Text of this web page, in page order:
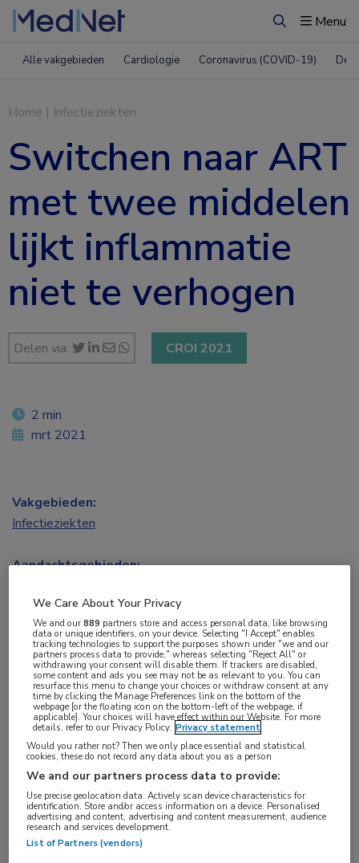
ZoekenMenu
Alle vakgebieden Cardiologie Coronavirus (COVID-19)
Home | Infectieziekten
Switchen naar ART
met twee middelen
lijkt inflammatie
niet te verhogen
Delen via: CROI 2021
Switchen van ART met drie of vier middelen
(CAR) naar alleen dolutegravir (DTG) + rilpivirine
(RPV) ging in de SWORD-1- en SWORD-2-
studies niet ten koste van de effectiviteit; maar
een belangrijke vraag is of minder dan drie
antiretrovirale middelen de kans op inflammatie
of atherogenese verhogen. Een analyse van
biomarkers heeft hiervoor geen aanwijzingen
2 min
mrt 2021
Vakgebieden:
Infectieziekten
Aandachtsgebieden:
Tags:
antiretrovirale therapie,dolutegravir,inflammatie,rilpivirine
We Care About Your Privacy
We and our889 partners store and access personal data, like browsing
data or unique identifiers, on your device. Selecting "I Accept" enables
tracking technologies to support the purposes shown under "we and our
partners process data to provide," whereas selecting "Reject All" or
withdrawing your consent will disable them. If trackers are disabled,
some content and ads you see may not be as relevant to you. You can
resurface this menu to change your choices or withdraw consent at any
time by clicking the Manage Preferences link on the bottom of the
webpage [or the floating icon on the bottom-left of the webpage, if
applicable]. Your choices will have effect within our Website. For more
details, refer to our Privacy Policy. Privacy statement
Would you rather not? Then we only place essential and statistical
cookies, these do not record any data about you as a person
We and our partners process data to provide:
Use precise geolocation data. Actively scan device characteristics for
identification. Store and/or access information on a device. Personalised
advertising and content, advertising and content measurement, audience
research and services development.
List of Partners (vendors)